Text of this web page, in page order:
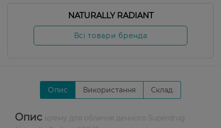
NATURALLY RADIANT
Всі товари бренда
Опис Використання Склад
Опис